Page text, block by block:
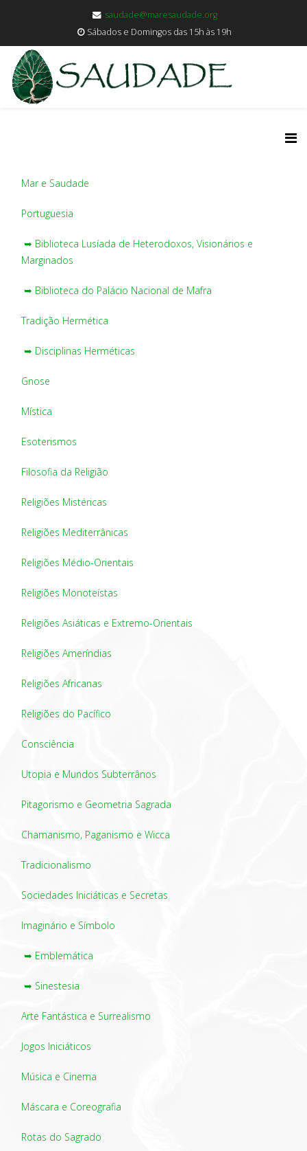
saudade@maresaudade.org
Sábados e Domingos das 15h às 19h
Mar e Saudade
Portuguesia
➥ Biblioteca Lusíada de Heterodoxos, Visionários e
Marginados
➥ Biblioteca do Palácio Nacional de Mafra
Tradição Hermética
➥ Disciplinas Herméticas
Gnose
Mística
Esoterismos
Filosofia da Religião
Religiões Mistéricas
Religiões Mediterrânicas
Religiões Médio-Orientais
Religiões Monoteístas
Religiões Asiáticas e Extremo-Orientais
Religiões Ameríndias
Religiões Africanas
Religiões do Pacífico
Consciência
Utopia e Mundos Subterrânos
Pitagorismo e Geometria Sagrada
Chamanismo, Paganismo e Wicca
Tradicionalismo
Sociedades Iniciáticas e Secretas
Imaginário e Símbolo
➥ Emblemática
➥ Sinestesia
Arte Fantástica e Surrealismo
Jogos Iniciáticos
Música e Cinema
Máscara e Coreografia
Rotas do Sagrado